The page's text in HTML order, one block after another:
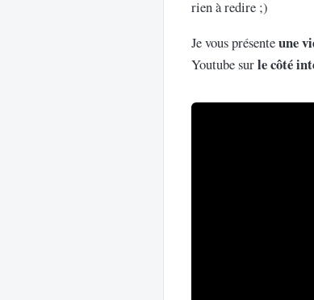
rien à redire ;)
Je vous présenteune
Youtube surle côté